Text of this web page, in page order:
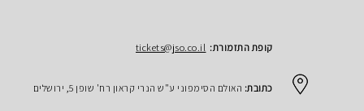
קופת התזמורת: tickets@jso.co.il
כתובת: האולם הסימפוני ע"ש הנרי קראון רח' שופן 5, ירושלים